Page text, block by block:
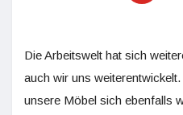
Die Arbeitswelt hat sich
auch wir uns
unsere Möbel sich ebenfalls